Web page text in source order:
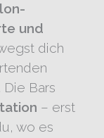
und
dich
Bars
– erst
wo es